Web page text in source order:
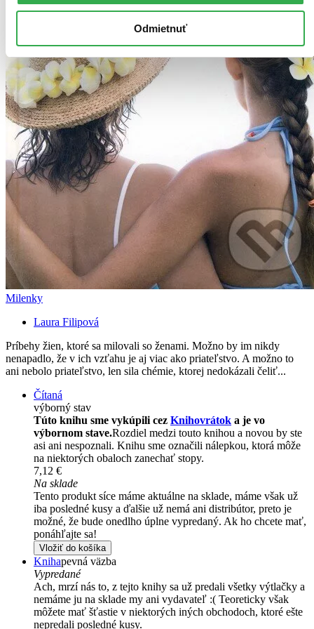
Odmietnuť
Milenky
Laura Filipová
Príbehy žien, ktoré sa milovali so ženami. Možno by im nikdy
nenapadlo, že v ich vzťahu je aj viac ako priateľstvo. A možno to
ani nebolo priateľstvo, len sila chémie, ktorej nedokázali čeliť...
Čítaná
výborný stav
Túto knihu sme vykúpili cez Knihovrátok a je vo
výbornom stave.Rozdiel medzi touto knihou a novou by ste
asi ani nespoznali. Knihu sme označili nálepkou, ktorá môže
na niektorých obaloch zanechať stopy.
7,12 €
Na sklade
Tento produkt síce máme aktuálne na sklade, máme však už
iba posledné kusy a ďalšie už nemá ani distribútor, preto je
možné, že bude onedlho úplne vypredaný. Ak ho chcete mať,
ponáhľajte sa!
Vložiť do košíka
Knihapevná väzba
Vypredané
Ach, mrzí nás to, z tejto knihy sa už predali všetky výtlačky a
nemáme ju na sklade my ani vydavateľ :( Teoreticky však
môžete mať šťastie v niektorých iných obchodoch, ktoré ešte
nepredali posledné kusy.